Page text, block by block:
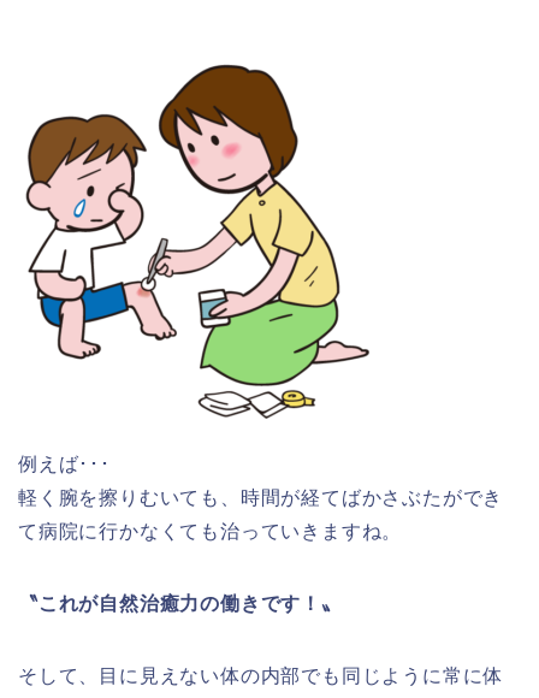
例えば･･･
軽く腕を擦りむいても、時間が経てばかさぶたができ
て病院に行かなくても治っていきますね。
〝これが自然治癒力の働きです！〟
そして、目に見えない体の内部でも同じように常に体